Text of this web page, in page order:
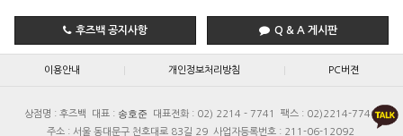
후즈백 공지사항 Q & A 게시판
이용안내 | 개인정보처리방침 | PC버젼
상점명 : 후즈백 대표 : 송호준 대표전화 : 02) 2214 - 7741
팩스 : 02)2214-7740
주소 : 서울 동대문구 천호대로 83길 29 사업자등록번호 : 211-06-12092